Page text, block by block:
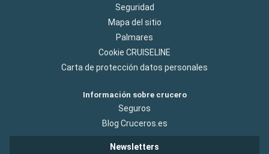
Seguridad
Mapa del sitio
Palmares
Cookie CRUISELINE
Carta de protección datos personales
Información sobre crucero
Seguros
Blog Cruceros.es
Newsletters